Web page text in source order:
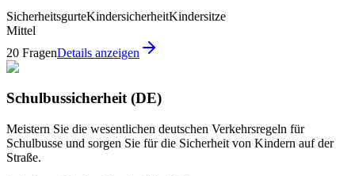
SicherheitsgurteKindersicherheitKindersitze
Mittel
20 FragenDetails anzeigen
Schulbussicherheit (DE)
Meistern Sie die wesentlichen deutschen Verkehrsregeln für
Schulbusse und sorgen Sie für die Sicherheit von Kindern auf der
Straße.